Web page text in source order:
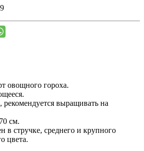
9
овощного гороха.
выращивать на
см.
в стручке, среднего и крупного
цвета.